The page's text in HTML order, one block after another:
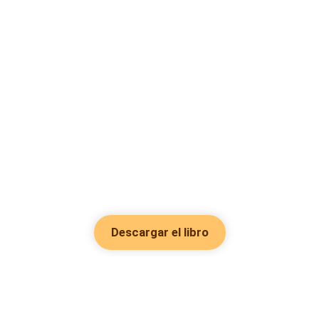
Descargar el libro